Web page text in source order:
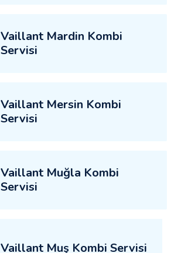
Vaillant Mardin Kombi
Servisi
Vaillant Mersin Kombi
Servisi
Vaillant Muğla Kombi
Servisi
Vaillant Muş Kombi Servisi